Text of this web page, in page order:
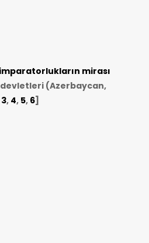
mirası
devletleri (Azerbaycan,
3, 4, 5, 6]